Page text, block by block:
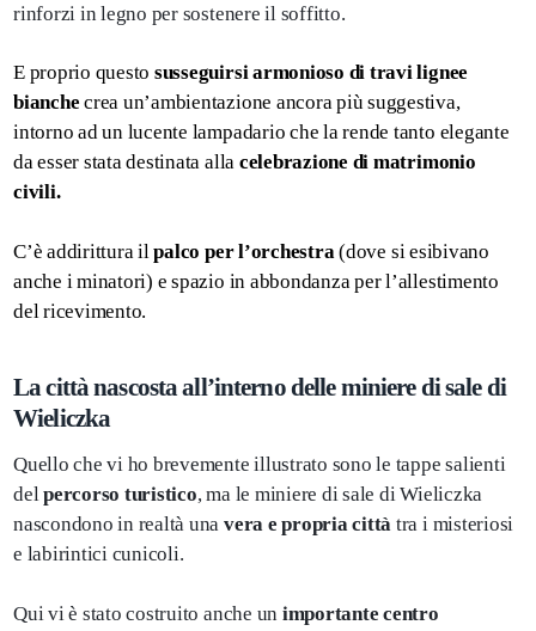
rinforzi in legno per sostenere il soffitto.
E proprio questo susseguirsi armonioso di travi lignee
bianchecrea un’ambientazione ancora più suggestiva,
intorno ad un lucente lampadario che la rende tanto elegante
da esser stata destinata alla celebrazione di matrimonio
civili.
C’è addirittura ilpalco per l’orchestra(dove si esibivano
anche i minatori) e spazio in abbondanza per l’allestimento
del ricevimento.
La città nascosta all’interno delle miniere di sale di
Wieliczka
Quello che vi ho brevemente illustrato sono le tappe salienti
delpercorso turistico, ma le miniere di sale di Wieliczka
nascondono in realtà una vera e propria città tra i misteriosi
e labirintici cunicoli.
Qui vi è stato costruito anche un importante centro